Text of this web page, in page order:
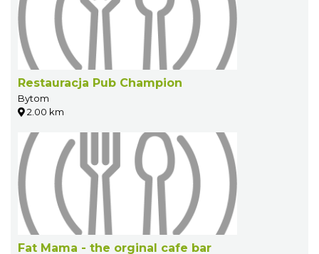
Restauracja Pub Champion
Bytom
2.00 km
Fat Mama - the orginal cafe bar